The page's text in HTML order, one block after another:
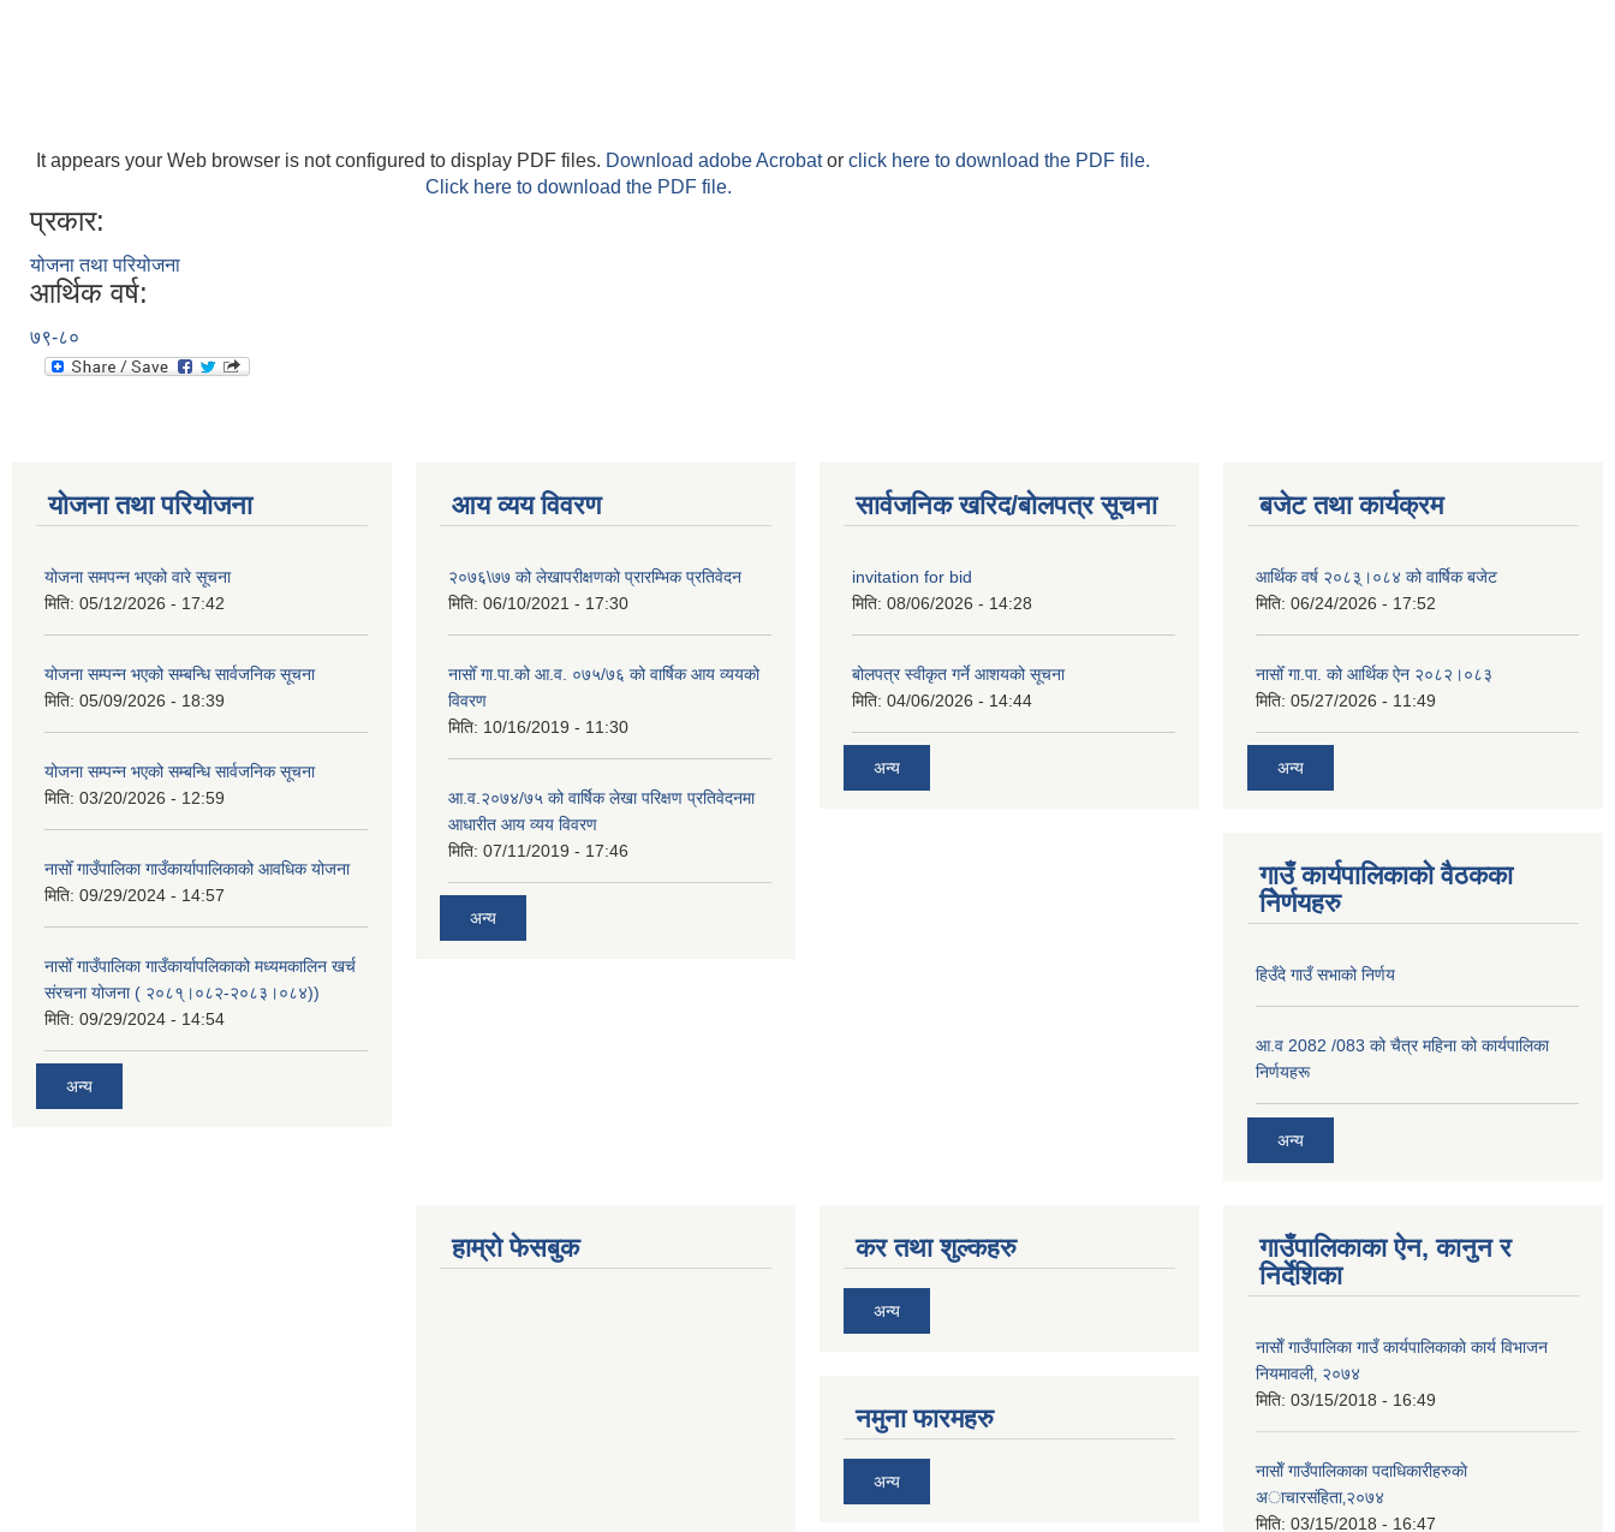
It appears your Web browser is not configured to display PDF files. Download adobe Acrobator click here to download the PDF file.
Click here to download the PDF file.
प्रकार:
योजना तथा परियोजना
आर्थिक वर्ष:
७९-८०
योजना तथा परियोजना
योजना समपन्न भएको वारे सूचना
मिति: 05/12/2026 - 17:42
योजना सम्पन्न भएको सम्बन्धि सार्वजनिक सूचना
मिति: 05/09/2026 - 18:39
योजना सम्पन्न भएको सम्बन्धि सार्वजनिक सूचना
मिति: 03/20/2026 - 12:59
नासोँ गाउँपालिका गाउँकार्यापालिकाको आवधिक योजना
मिति: 09/29/2024 - 14:57
नासोँ गाउँपालिका गाउँकार्यापलिकाको मध्यमकालिन खर्च
संरचना योजना ( २०८१्।०८२-२०८३।०८४))
मिति: 09/29/2024 - 14:54
अन्य
आय व्यय विवरण
२०७६\७७ को लेखापरीक्षणको प्रारम्भिक प्रतिवेदन
मिति: 06/10/2021 - 17:30
नासोँ गा.पा.को आ.व. ०७५/७६ को वार्षिक आय व्ययको
विवरण
मिति: 10/16/2019 - 11:30
आ.व.२०७४/७५ को वार्षिक लेखा परिक्षण प्रतिवेदनमा
आधारीत आय व्यय विवरण
मिति: 07/11/2019 - 17:46
अन्य
सार्वजनिक खरिद/बोलपत्र सूचना
invitation for bid
मिति: 08/06/2026 - 14:28
बोलपत्र स्वीकृत गर्ने आशयको सूचना
मिति: 04/06/2026 - 14:44
अन्य
बजेट तथा कार्यक्रम
आर्थिक वर्ष २०८३्।०८४ को वार्षिक बजेट
मिति: 06/24/2026 - 17:52
नासोँ गा.पा. को आर्थिक ऐन २०८२।०८३
मिति: 05/27/2026 - 11:49
अन्य
गाउँ कार्यपालिकाको वैठकका
निेर्णयहरु
हिउँदे गाउँ सभाको निर्णय
आ.व 2082 /083 को चैत्र महिना को कार्यपालिका
निर्णयहरू
अन्य
हाम्रो फेसबुक कर तथा शुल्कहरु
अन्य
नमुना फारमहरु
अन्य
गाउँपालिकाका ऐन, कानुन र
निर्देशिका
नासाेँ गाउँपालिका गाउँ कार्यपालिकाकाे कार्य विभाजन
नियमावली‚ २०७४
मिति: 03/15/2018 - 16:49
नासाेँ गाउँपालिकाका पदाधिकारीहरुकाे
अाचारस‌ंहिता‚२०७४
मिति: 03/15/2018 - 16:47